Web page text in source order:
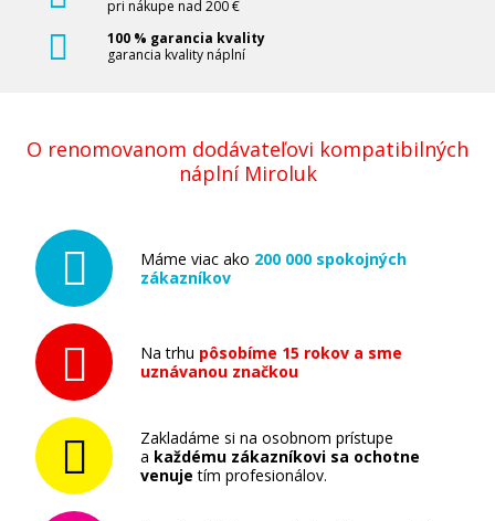
pri nákupe nad 200 €
100 % garancia kvality
garancia kvality náplní
O renomovanom dodávateľovi kompatibilných
náplní Miroluk
Máme viac ako 200 000 spokojných
zákazníkov
Na trhu pôsobíme 15 rokov a sme
uznávanou značkou
Zakladáme si na osobnom prístupe
a každému zákazníkovi sa ochotne
venuje tím profesionálov.